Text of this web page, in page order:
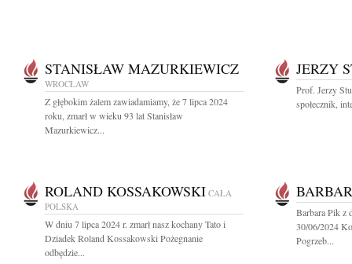
STANISŁAW MAZURKIEWICZ
WROCŁAW
Z głębokim żalem zawiadamiamy, że 7 lipca 2024
roku, zmarł w wieku 93 lat Stanisław
Mazurkiewicz...
JERZY
Prof. Jerzy
społecznik,
ROLAND KOSSAKOWSKI CAŁA
POLSKA
W dniu 7 lipca 2024 r. zmarł nasz kochany Tato i
Dziadek Roland Kossakowski Pożegnanie
odbędzie...
Barbara Pik z
30/06/2024
Pogrzeb...